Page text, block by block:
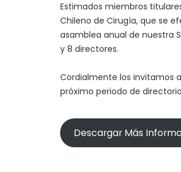
Estimados miembros
Chileno de Cirugía, que se
asamblea anual de nuestra
y 8 directores.
Cordialmente los invitamos
próximo periodo de
Descargar Más